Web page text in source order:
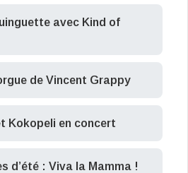
avec Kind of
de Vincent Grappy
Kokopeli en concert
d’été : Viva la Mamma !